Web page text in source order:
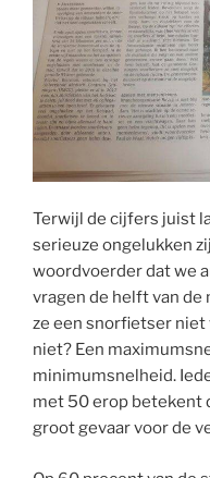
Terwijl de cijfers juist
serieuze ongelukken
woordvoerder dat we
vragen de helft van
ze een snorfietser niet
niet? Een
minimumsnelheid.
met 50 erop betekent
groot gevaar voor de